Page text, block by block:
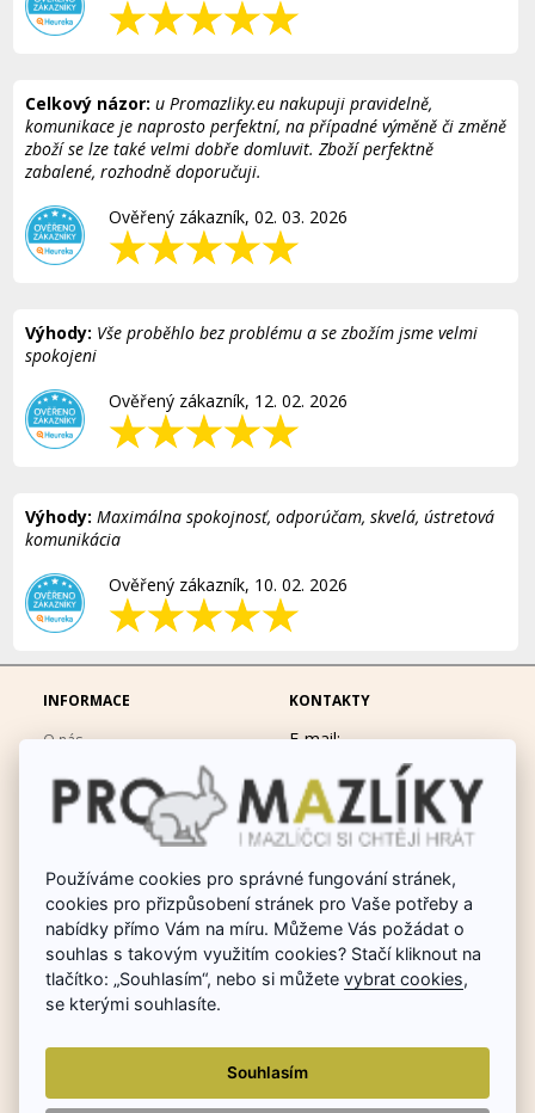
Celkový názor: u Promazliky.eu nakupuji pravidelně,
komunikace je naprosto perfektní, na případné výměně či změně
zboží se lze také velmi dobře domluvit. Zboží perfektně
zabalené, rozhodně doporučuji.
Ověřený zákazník, 02. 03. 2026
Výhody: Vše proběhlo bez problému a se zbožím jsme velmi
spokojeni
Ověřený zákazník, 12. 02. 2026
Výhody: Maximálna spokojnosť, odporúčam, skvelá, ústretová
komunikácia
Ověřený zákazník, 10. 02. 2026
INFORMACE
O nás
Doprava a platba
Ochrana osobních údajů
Obchodní podmínky
Fotogalerie
Odstoupit od smlouvy
Poradna chovu králíků
Dárkové poukazy
Reklamace
KONTAKTY
E-mail:
eshop@promazliky.eu
Mobil: 728677864
po-pá 9:00-19:00
Messenger:
hrackynejenprousacky
Používáme cookies pro správné fungování stránek,
cookies pro přizpůsobení stránek pro Vaše potřeby a
nabídky přímo Vám na míru. Můžeme Vás požádat o
souhlas s takovým využitím cookies? Stačí kliknout na
tlačítko: „Souhlasím“, nebo si můžetevybrat cookies,
se kterými souhlasíte.
Souhlasím